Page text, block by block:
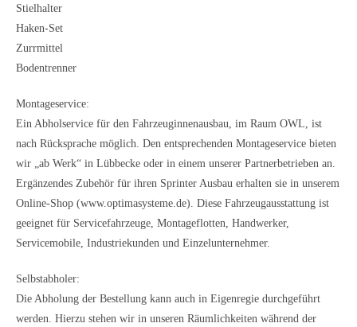
Stielhalter
Haken-Set
Zurrmittel
Bodentrenner
Montageservice:
Ein Abholservice für den Fahrzeuginnenausbau, im Raum OWL, ist
nach Rücksprache möglich. Den entsprechenden Montageservice bieten
wir „ab Werk“ in Lübbecke oder in einem unserer Partnerbetrieben an.
Ergänzendes Zubehör für ihren Sprinter Ausbau erhalten sie in unserem
Online-Shop (www.optimasysteme.de). Diese Fahrzeugausstattung ist
geeignet für Servicefahrzeuge, Montageflotten, Handwerker,
Servicemobile, Industriekunden und Einzelunternehmer.
Selbstabholer:
Die Abholung der Bestellung kann auch in Eigenregie durchgeführt
werden. Hierzu stehen wir in unseren Räumlichkeiten während der